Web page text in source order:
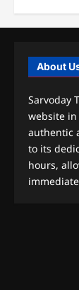
About
Sarvoday
website
authentic
to its
hours,